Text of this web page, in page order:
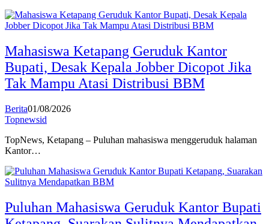
Mahasiswa Ketapang Geruduk Kantor
Bupati, Desak Kepala Jobber Dicopot Jika
Tak Mampu Atasi Distribusi BBM
Berita01/08/2026
Topnewsid
TopNews, Ketapang – Puluhan mahasiswa menggeruduk halaman
Kantor…
Puluhan Mahasiswa Geruduk Kantor Bupati